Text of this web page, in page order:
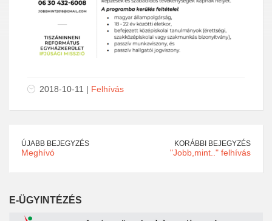
2018-10-11 | Felhívás
ÚJABB BEJEGYZÉS
Meghívó
KORÁBBI BEJEGYZÉS
"Jobb,mint.." felhívás
E-ÜGYINTÉZÉS